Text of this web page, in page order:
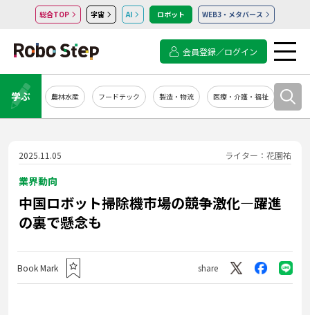
総合TOP 宇宙 AI ロボット WEB3・メタバース
会員登録／ログイン
学ぶ 農林水産 フードテック 製造・物流 医療・介護・福祉 シス
2025.11.05 ライター：花園祐
業界動向
中国ロボット掃除機市場の競争激化―躍進
の裏で懸念も
Book Mark share